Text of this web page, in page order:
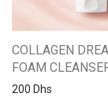
COLLAGEN
FOAM
200 Dhs